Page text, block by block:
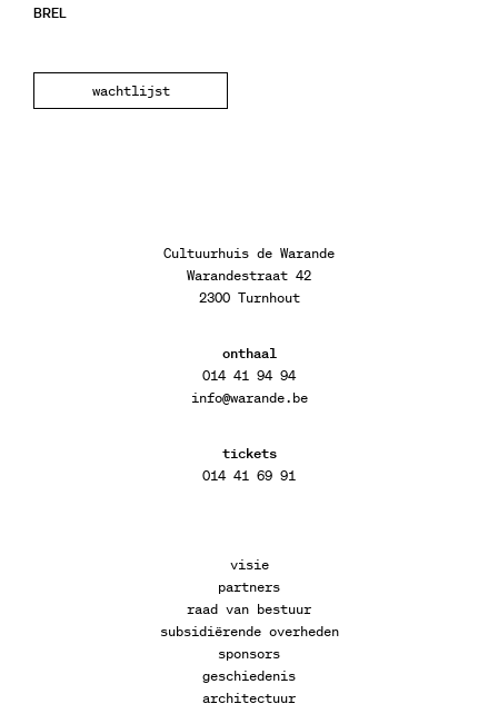
BREL
wachtlijst
Cultuurhuis de Warande
Warandestraat 42
2300 Turnhout
onthaal
014 41 94 94
info@warande.be
tickets
014 41 69 91
visie
partners
raad van bestuur
subsidiërende overheden
sponsors
geschiedenis
architectuur